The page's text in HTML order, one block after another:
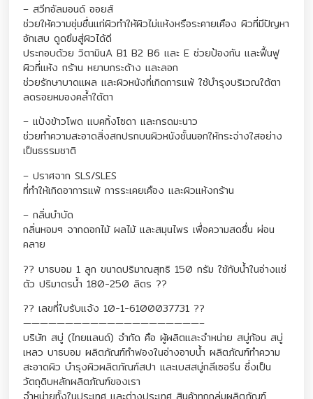
– สวีทอัลมอนด์ ออยส์
ช่วยให้ความชุ่มชื่นแก่ผิวทำให้ผิวไม่แห้งหรือระคายเคือง ผิวที่มีปัญหา
อักเสบ ดูดซึมสู่ผิวได้ดี
ประกอบด้วย วิตามินA B1 B2 B6 และ E ช่วยป้องกัน และฟื้นฟู
ผิวที่แห้ง กร้าน หยาบกระด้าง และลอก
ช่วยรักษาบาดแผล และผิวหนังที่เกิดการแพ้ ใช้บำรุงบริเวณใต้ตา
ลดรอยหมองคล้ำใต้ตา
– แป้งข้าวโพด แบคกิ้งโซดา และกรดมะนาว
ช่วยทำความสะอาดสิ่งสกปรกบนผิวหนังชั้นนอกให้กระจ่างใสอย่าง
เป็นธรรมชาติ
– ปราศจาก SLS/SLES
ที่ทำให้เกิดอาการแพ้ การระเคยเคือง และผิวแห้งกร้าน
– กลิ่นบำบัด
กลิ่นหอมๆ จากดอกไม้ ผลไม้ และสมุนไพร เพื่อความสดชื่น ผ่อน
คลาย
?? บาธบอม 1 ลูก ขนาดปริมาณสุทธิ 150 กรัม ใช้กับน้ำในอ่างแช่
ตัว ปริมาตรน้ำ 180-250 ลิตร ??
?? เลขที่ใบรับแจ้ง 10-1-6100037731 ??
—————————————————————–
บริษัท สบู่ (ไทยแลนด์) จำกัด คือ ผู้ผลิตและจำหน่าย สบู่ก้อน สบู่
เหลว บาธบอม ผลิตภัณฑ์ทำฟองในอ่างอาบน้ำ ผลิตภัณฑ์ทำความ
สะอาดผิว บำรุงผิวผลิตภัณฑ์สปา และเบสสบู่กลีเซอรีน ซึ่งเป็น
วัตถุดิบหลักผลิตภัณฑ์ของเรา